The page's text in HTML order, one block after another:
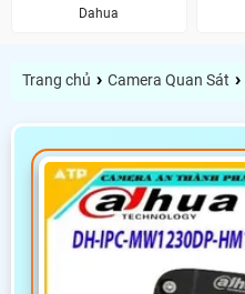
Dahua
Trang chủ › Camera Quan Sát ›